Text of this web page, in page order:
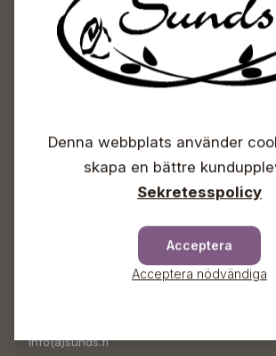
Öppet
Vardagar 09-18
Lördagar 09-16
Söndagar Självbetjäning
+358 50 388 9592
info(a)sunds.fi
info(a)sunds.fi
Denna webbplats använder
skapa en bättre
Sekretesspolicy
Acceptera
Acceptera nödvändiga